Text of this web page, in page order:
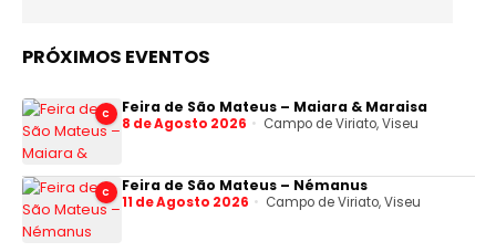
PRÓXIMOS EVENTOS
C Feira de São Mateus – Maiara & Maraisa
8 de Agosto 2026 Campo de Viriato, Viseu
C Feira de São Mateus – Némanus
11 de Agosto 2026 Campo de Viriato, Viseu